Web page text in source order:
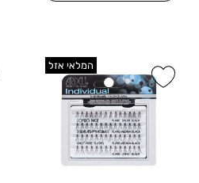
המלאי אזל